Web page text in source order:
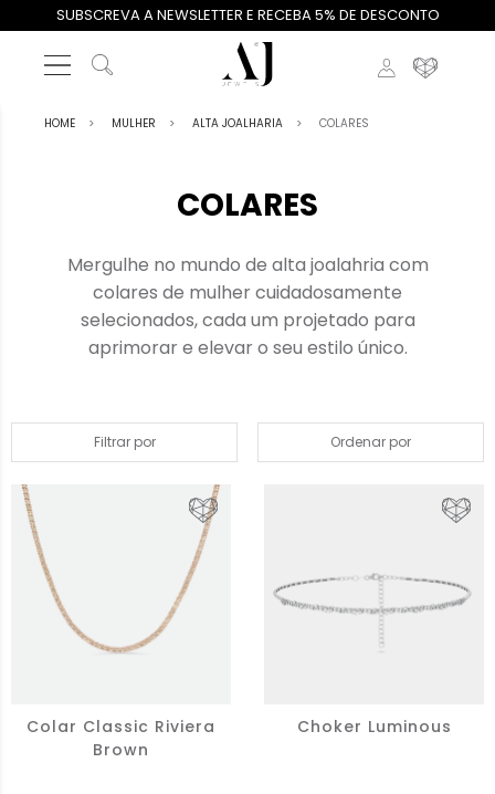
SUBSCREVA A NEWSLETTER E RECEBA 5% DE DESCONTO
HOME MULHER ALTA JOALHARIA COLARES
COLARES
Mergulhe no mundo de alta joalahria com
colares de mulher cuidadosamente
selecionados, cada um projetado para
aprimorar e elevar o seu estilo único.
Filtrar por Ordenar por
Colar Classic Riviera
Brown
Choker Luminous